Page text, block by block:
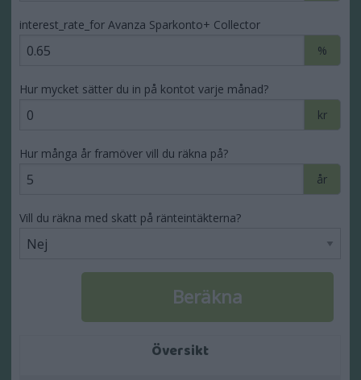
interest_rate_for Avanza Sparkonto+ Collector
%
Hur mycket sätter du in på kontot varje månad?
kr
Hur många år framöver vill du räkna på?
år
Vill du räkna med skatt på ränteintäkterna?
Översikt